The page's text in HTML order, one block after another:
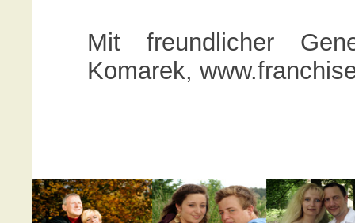
Mit freundlicher
Komarek,